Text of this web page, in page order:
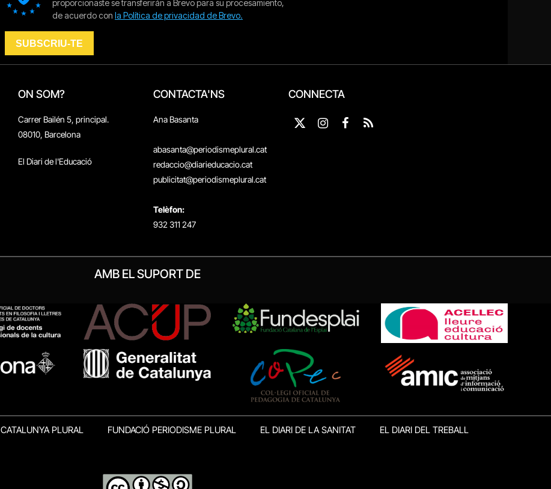
ON SOM?
Carrer Bailén 5, principal.
08010, Barcelona
El Diari de l'Educació
CONTACTA'NS
Ana Basanta
abasanta@periodismeplural.cat
redaccio@diarieducacio.cat
publicitat@periodismeplural.cat
Telèfon:
932 311 247
CONNECTA
X
Instagram
Facebook
RSS
AMB EL SUPORT DE
CATALUNYA PLURAL FUNDACIÓ PERIODISME PLURAL EL DIARI DE LA SANITAT EL DIARI DEL TREBALL